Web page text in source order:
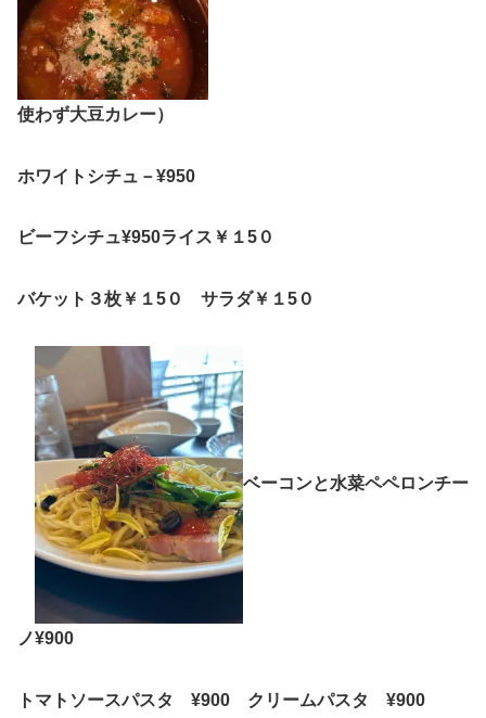
使わず大豆カレー）
ホワイトシチュ－¥950
ビーフシチュ¥950ライス￥１5０
バケット３枚￥１5０ サラダ￥１5０
ベーコンと水菜ペペロンチー
ノ¥900
トマトソースパスタ ¥900 クリームパスタ ¥900